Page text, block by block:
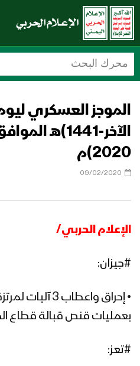
2020)م
09/02/2020
الإعلام الحربي/
#جيزان:
• إحراق واعطاب
بعمليات قنص قبالة قطاع
#تعز: